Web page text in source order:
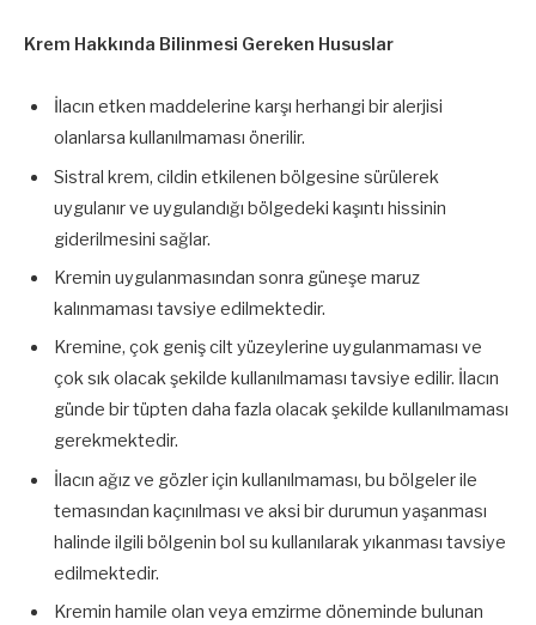
Krem Hakkında Bilinmesi Gereken Hususlar
İlacın etken maddelerine karşı herhangi bir alerjisi
olanlarsa kullanılmaması önerilir.
Sistral krem, cildin etkilenen bölgesine sürülerek
uygulanır ve uygulandığı bölgedeki kaşıntı hissinin
giderilmesini sağlar.
Kremin uygulanmasından sonra güneşe maruz
kalınmaması tavsiye edilmektedir.
Kremine, çok geniş cilt yüzeylerine uygulanmaması ve
çok sık olacak şekilde kullanılmaması tavsiye edilir. İlacın
günde bir tüpten daha fazla olacak şekilde kullanılmaması
gerekmektedir.
İlacın ağız ve gözler için kullanılmaması, bu bölgeler ile
temasından kaçınılması ve aksi bir durumun yaşanması
halinde ilgili bölgenin bol su kullanılarak yıkanması tavsiye
edilmektedir.
Kremin hamile olan veya emzirme döneminde bulunan